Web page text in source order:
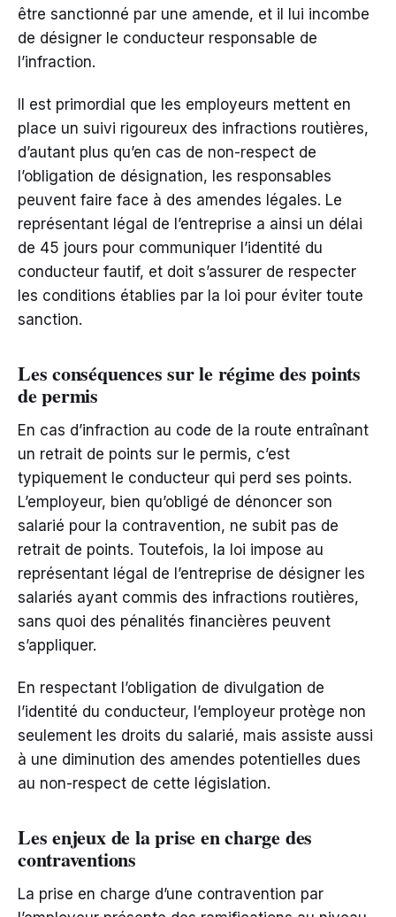
être sanctionné par une amende, et il lui incombe
de désigner le conducteur responsable de
l’infraction.
Il est primordial que les employeurs mettent en
place un suivi rigoureux des infractions routières,
d’autant plus qu’en cas de non-respect de
l’obligation de désignation, les responsables
peuvent faire face à des amendes légales. Le
représentant légal de l’entreprise a ainsi un délai
de 45 jours pour communiquer l’identité du
conducteur fautif, et doit s’assurer de respecter
les conditions établies par la loi pour éviter toute
sanction.
Les conséquences sur le régime des points
de permis
En cas d’infraction au code de la route entraînant
un retrait de points sur le permis, c’est
typiquement le conducteur qui perd ses points.
L’employeur, bien qu’obligé de dénoncer son
salarié pour la contravention, ne subit pas de
retrait de points. Toutefois, la loi impose au
représentant légal de l’entreprise de désigner les
salariés ayant commis des infractions routières,
sans quoi des pénalités financières peuvent
s’appliquer.
En respectant l’obligation de divulgation de
l’identité du conducteur, l’employeur protège non
seulement les droits du salarié, mais assiste aussi
à une diminution des amendes potentielles dues
au non-respect de cette législation.
Les enjeux de la prise en charge des
contraventions
La prise en charge d’une contravention par